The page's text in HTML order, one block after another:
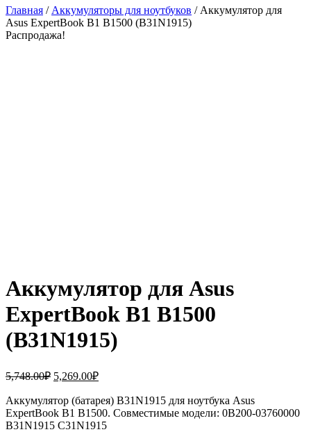
Главная / Аккумуляторы для ноутбуков / Аккумулятор для
Asus ExpertBook B1 B1500 (B31N1915)
Распродажа!
Аккумулятор для Asus
ExpertBook B1 B1500
(B31N1915)
5,748.00₽ Первоначальная
составляла
5,748.00₽.
5,269.00₽Текущая
5,269.00₽.
Аккумулятор (батарея) B31N1915 для ноутбука Asus
ExpertBook B1 B1500. Совместимые модели: 0B200-03760000
B31N1915 C31N1915